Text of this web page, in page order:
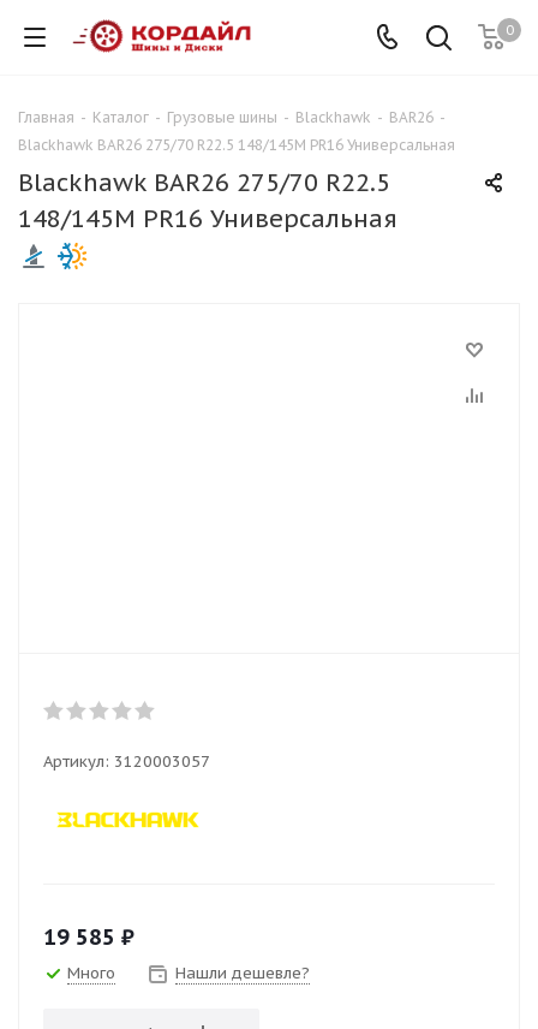
0
Главная - Каталог - Грузовые шины - Blackhawk - BAR26 -
Blackhawk BAR26 275/70 R22.5 148/145M PR16 Универсальная
Blackhawk BAR26 275/70 R22.5
148/145M PR16 Универсальная
Артикул: 3120003057
19 585 ₽
Много Нашли дешевле?